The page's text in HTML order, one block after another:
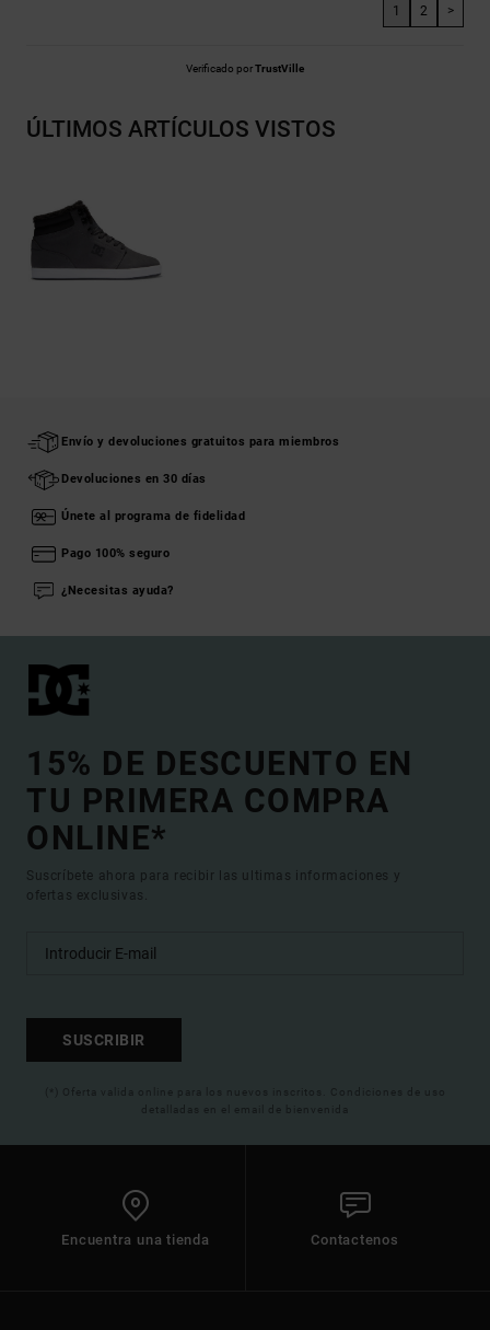
1 2 >
Verificado porTrustVille
ÚLTIMOS ARTÍCULOS VISTOS
Envío y devoluciones gratuitos para miembros
Devoluciones en 30 días
Únete al programa de fidelidad
Pago 100% seguro
¿Necesitas ayuda?
15% DE DESCUENTO EN
TU PRIMERA COMPRA
ONLINE*
Suscríbete ahora para recibir las ultimas informaciones y
ofertas exclusivas.
SUSCRIBIR
(*) Oferta valida online para los nuevos inscritos. Condiciones de uso
detalladas en el email de bienvenida
Encuentra una tienda Contactenos